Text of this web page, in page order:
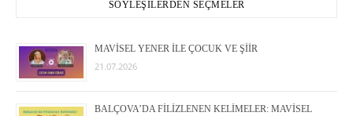
SÖYLEŞİLERDEN SEÇMELER
MAVİSEL YENER İLE ÇOCUK VE ŞİİR
21.07.2026
BALÇOVA’DA FİLİZLENEN KELİMELER: MAVİSEL